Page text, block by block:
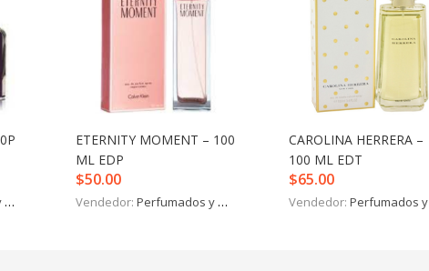
ETERNITY MOMENT – 100
ML EDP
$50.00
Vendedor: Perfumados y más
CAROLINA HERRERA –
100 ML EDT
$65.00
Vendedor: Perfumados y más